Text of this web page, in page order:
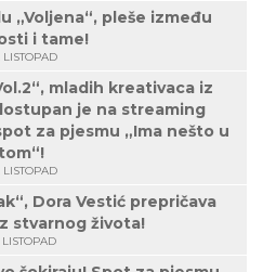
„Voljena“, pleše između
i tame!
LISTOPAD
mladih kreativaca iz
je na streaming
za pjesmu „Ima nešto u
LISTOPAD
Dora Vestić prepričava
stvarnog života!
LISTOPAD